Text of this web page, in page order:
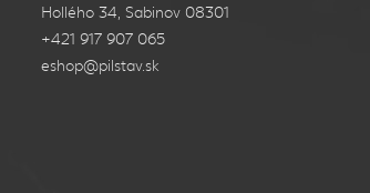
Hollého 34, Sabinov 08301
+421 917 907 065
eshop@pilstav.sk